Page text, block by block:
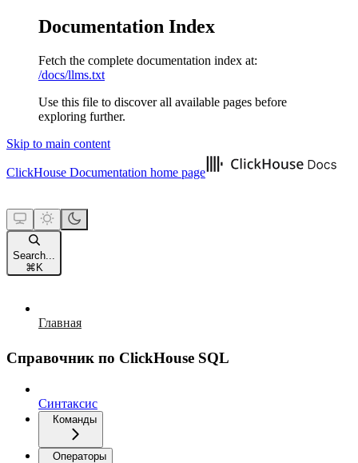
Documentation Index
Fetch the complete documentation index at:
/docs/llms.txt
Use this file to discover all available pages before
exploring further.
Skip to main content
ClickHouse Documentation home page
Search...
⌘ K
Главная
Справочник по ClickHouse SQL
Синтаксис
Команды
Операторы